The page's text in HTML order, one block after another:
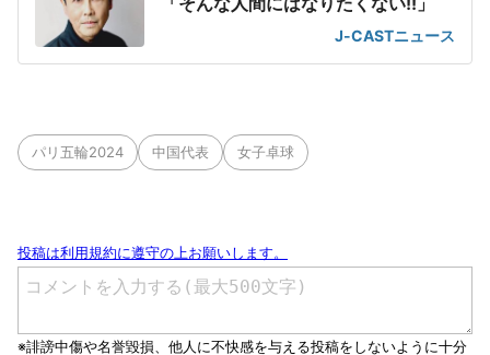
J-CASTニュース
パリ五輪2024 中国代表 女子卓球